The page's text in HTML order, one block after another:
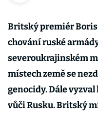
Britský premiér Boris
chování ruské
severoukrajinském
místech země se
genocidy. Dále
vůči Rusku. Britský